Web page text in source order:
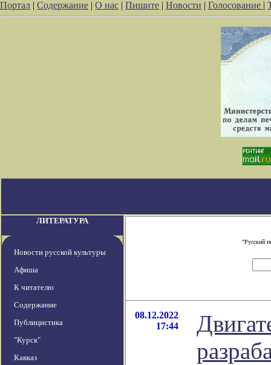
Портал | Содержание | О нас | Пишите | Новости | Голосование |
ЛИТЕРАТУРА
Новости русской культуры
Афиша
К читателю
Содержание
Публицистика
"Курск"
Кавказ
"Русский
08.12.2022
17:44